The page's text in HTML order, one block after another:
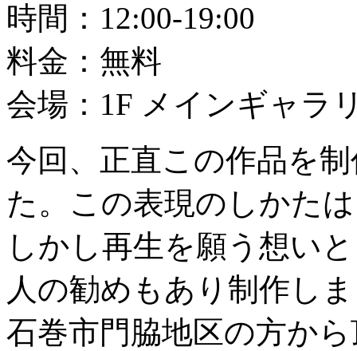
時間：12:00-19:00
料金：無料
会場：1F メインギャラ
今回、正直この作品を
た。この表現のしかた
しかし再生を願う想い
人の勧めもあり制作し
石巻市門脇地区の方か